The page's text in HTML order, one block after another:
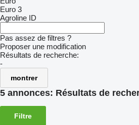
Euro 3
Agroline ID
Pas assez de filtres ?
Proposer une modification
Résultats de recherche:
-
montrer
5 annonces: Résultats de
Filtre